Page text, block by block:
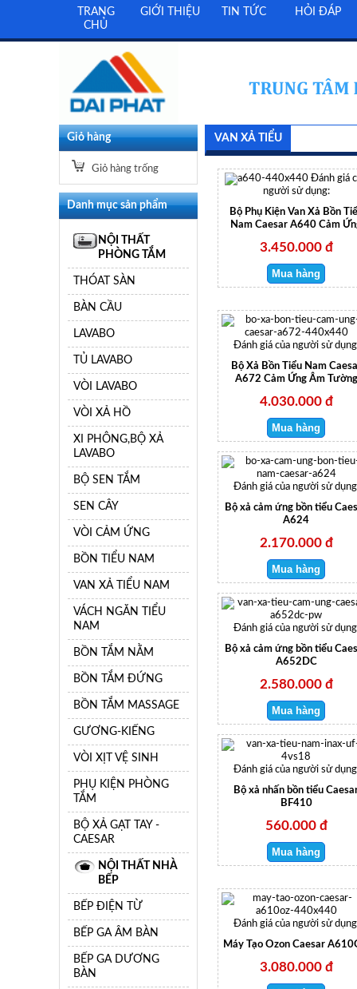
TRANG
CHỦ
GIỚI THIỆU TIN TỨC HỎI ĐÁP
Giỏ hàng
Giỏ hàng trống
Danh mục sản phẩm
NỘI THẤT
PHÒNG TẮM
THÓAT SÀN
BÀN CẦU
LAVABO
TỦ LAVABO
VÒI LAVABO
VÒI XẢ HỒ
XI PHÔNG,BỘ XẢ
LAVABO
BỘ SEN TẮM
SEN CÂY
VÒI CẢM ỨNG
BỒN TIỂU NAM
VAN XẢ TIỂU NAM
VÁCH NGĂN TIỂU
NAM
BỒN TẮM NẰM
BỒN TẮM ĐỨNG
BỒN TẮM MASSAGE
GƯƠNG-KIẾNG
VÒI XỊT VỆ SINH
PHỤ KIỆN PHÒNG
TẮM
BỘ XẢ GẠT TAY -
CAESAR
NỘI THẤT NHÀ
BẾP
BẾP ĐIỆN TỪ
BẾP GA ÂM BÀN
BẾP GA DƯƠNG
BÀN
VAN XẢ TIỂU
Đánh giá
người sử dụng:
Bộ Phụ Kiện Van Xả Bồn
Nam Caesar A640 Cảm
3.450.000 đ
Đánh giá của người sử
Bộ Xả Bồn Tiểu Nam
A672 Cảm Ứng Âm Tường
4.030.000 đ
Đánh giá của người sử
Bộ xả cảm ứng bồn tiểu
A624
2.170.000 đ
Đánh giá của người sử
Bộ xả cảm ứng bồn tiểu
A652DC
2.580.000 đ
Đánh giá của người sử
Bộ xả nhấn bồn tiểu
BF410
560.000 đ
Đánh giá của người sử
Máy Tạo Ozon Caesar
3.080.000 đ